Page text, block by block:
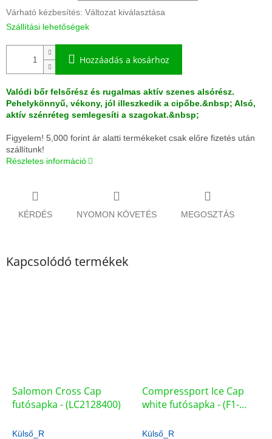
Várható kézbesítés: Változat kiválasztása
Szállítási lehetőségek
Hozzáadás a kosárhoz
Valódi bőr felsőrész és rugalmas aktív szenes alsórész.
Pehelykönnyű, vékony, jól illeszkedik a cipőbe.&nbsp; Alsó,
aktív szénréteg semlegesíti a szagokat.&nbsp;
Figyelem! 5,000 forint ár alatti termékeket csak előre fizetés után
szállítunk!
Részletes információ
KÉRDÉS NYOMON KÖVETÉS MEGOSZTÁS
Kapcsolódó termékek
Salomon Cross Cap
futósapka - (LC2128400)
Külső_R
Compressport Ice Cap
white futósapka - (F1-
Külső_R